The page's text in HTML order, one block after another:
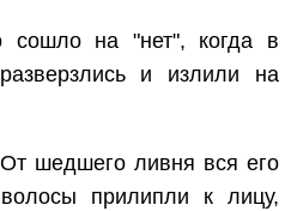
сошло на "нет", когда в
и излили на
шедшего ливня вся его
прилипли к лицу,